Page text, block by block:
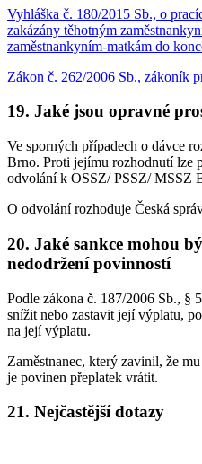
Vyhláška č. 180/2015 Sb., o
zakázány těhotným
zaměstnankyním-matkám do
Zákon č. 262/2006 Sb., zákoník
19. Jaké jsou opravné
Ve sporných případech o dávce
Brno. Proti jejímu rozhodnutí lze
odvolání k OSSZ/ PSSZ/ MSSZ
O odvolání rozhoduje Česká
20. Jaké sankce mohou
nedodržení povinností
Podle zákona č. 187/2006 Sb., §
snížit nebo zastavit její výplatu,
na její výplatu.
Zaměstnanec, který zavinil, že
je povinen přeplatek vrátit.
21. Nejčastější dotazy